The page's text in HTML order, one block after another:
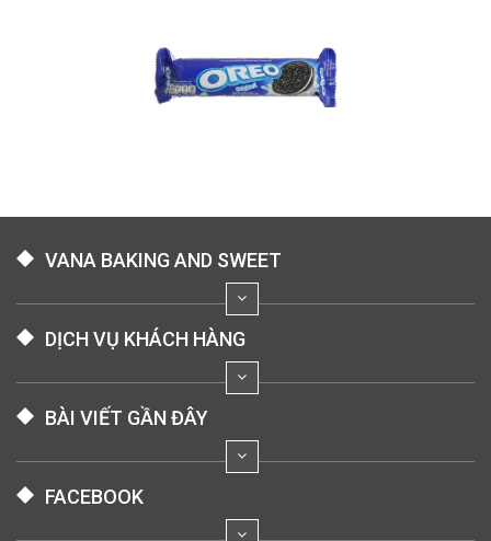
VANA BAKING AND SWEET
DỊCH VỤ KHÁCH HÀNG
BÀI VIẾT GẦN ĐÂY
FACEBOOK